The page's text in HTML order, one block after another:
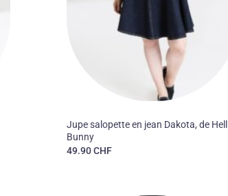
Jupe salopette en jean Dakota, de Hell
Bunny
49.90CHF